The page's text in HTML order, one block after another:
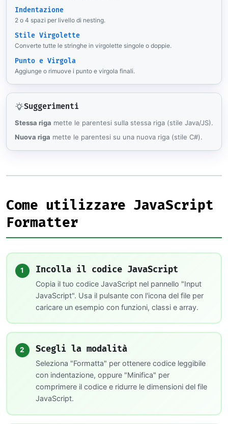
Indentazione
2 o 4 spazi per livello di nesting.
Stile Virgolette
Converte tutte le stringhe in virgolette singole o doppie.
Punto e Virgola
Aggiunge o rimuove i punto e virgola finali.
Suggerimenti
Stessa riga mette le parentesi sulla stessa riga (stile Java/JS).
Nuova riga mette le parentesi su una nuova riga (stile C#).
Come utilizzare JavaScript
Formatter
1 Incolla il codice JavaScript
Copia il tuo codice JavaScript nel pannello "Input
JavaScript". Usa il pulsante con l'icona del file per
caricare un esempio con funzioni, classi e array.
2 Scegli la modalità
Seleziona "Formatta" per ottenere codice leggibile
con indentazione, oppure "Minifica" per
comprimere il codice e ridurre le dimensioni del file
JavaScript.